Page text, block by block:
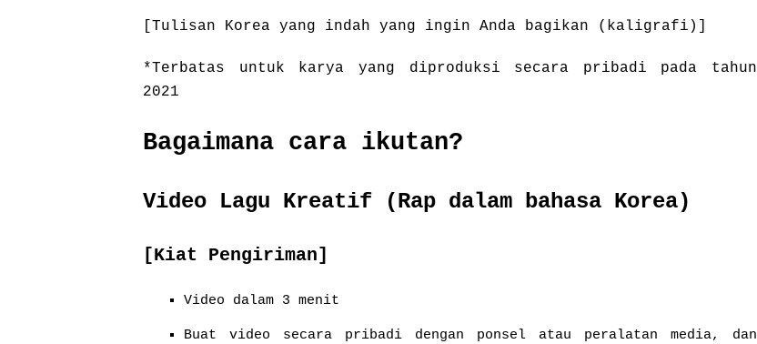
[Tulisan Korea yang indah yang ingin Anda bagikan (kaligrafi)]
*Terbatas untuk karya yang diproduksi secara pribadi pada tahun
2021
Bagaimana cara ikutan?
Video Lagu Kreatif (Rap dalam bahasa Korea)
[Kiat Pengiriman]
Video dalam 3 menit
Buat video secara pribadi dengan ponsel atau peralatan media, dan